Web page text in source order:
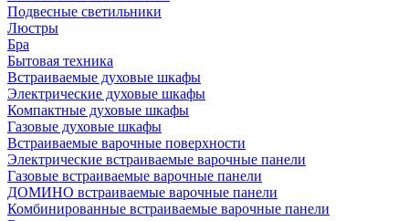
Подвесные светильники
Люстры
Бра
Бытовая техника
Встраиваемые духовые шкафы
Электрические духовые шкафы
Компактные духовые шкафы
Газовые духовые шкафы
Встраиваемые варочные поверхности
Электрические встраиваемые варочные панели
Газовые встраиваемые варочные панели
ДОМИНО встраиваемые варочные панели
Комбинированные встраиваемые варочные панели